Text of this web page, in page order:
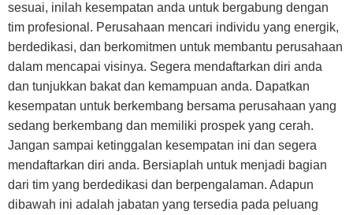
sesuai, inilah kesempatan anda untuk bergabung dengan
tim profesional. Perusahaan mencari individu yang energik,
berdedikasi, dan berkomitmen untuk membantu perusahaan
dalam mencapai visinya. Segera mendaftarkan diri anda
dan tunjukkan bakat dan kemampuan anda. Dapatkan
kesempatan untuk berkembang bersama perusahaan yang
sedang berkembang dan memiliki prospek yang cerah.
Jangan sampai ketinggalan kesempatan ini dan segera
mendaftarkan diri anda. Bersiaplah untuk menjadi bagian
dari tim yang berdedikasi dan berpengalaman. Adapun
dibawah ini adalah jabatan yang tersedia pada peluang